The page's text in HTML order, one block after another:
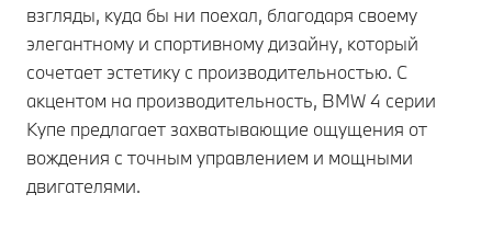
взгляды, куда бы ни поехал, благодаря своему
элегантному и спортивному дизайну, который
сочетает эстетику с производительностью. С
акцентом на производительность, BMW 4 серии
Купе предлагает захватывающие ощущения от
вождения с точным управлением и мощными
двигателями.